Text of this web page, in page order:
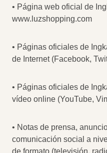
• Página web oficial de
www.luzshopping.com
• Páginas oficiales de
de Internet (Facebook,
• Páginas oficiales de
vídeo online (YouTube,
• Notas de prensa,
comunicación social a